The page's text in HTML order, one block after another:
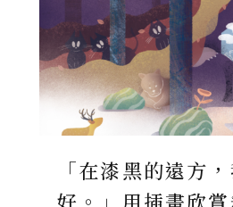
「在漆黑的遠方
好。」用插畫欣賞